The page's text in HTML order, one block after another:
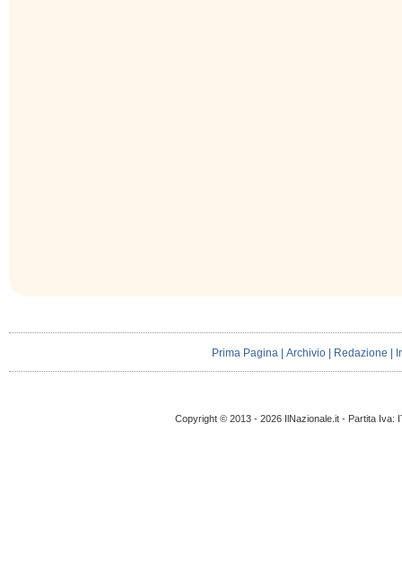
Prima Pagina |Archivio Redazione
Copyright © 2013 - 2026 IlNazionale.it - Partita Iva: